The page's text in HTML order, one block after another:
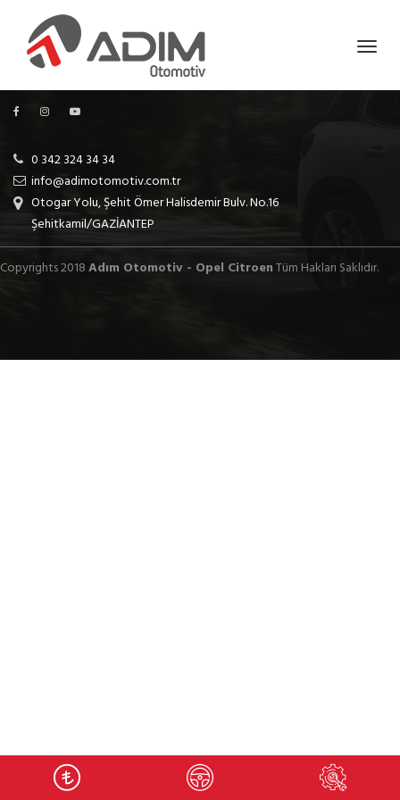
0 342 324 34 34
info@adimotomotiv.com.tr
Otogar Yolu, Şehit Ömer Halisdemir Bulv. No.16
Şehitkamil/GAZİANTEP
Copyrights 2018Adım Otomotiv - Opel CitroenTüm Hakları Saklıdır.